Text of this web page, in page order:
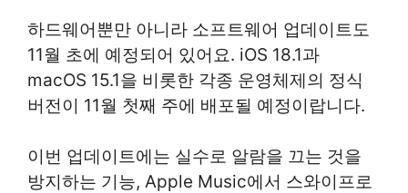
하드웨어뿐만 아니라 소프트웨어 업데이트도
11월 초에 예정되어 있어요. iOS 18.1과
macOS 15.1을 비롯한 각종 운영체제의 정식
버전이 11월 첫째 주에 배포될 예정이랍니다.
이번 업데이트에는 실수로 알람을 끄는 것을
방지하는 기능, Apple Music에서 스와이프로